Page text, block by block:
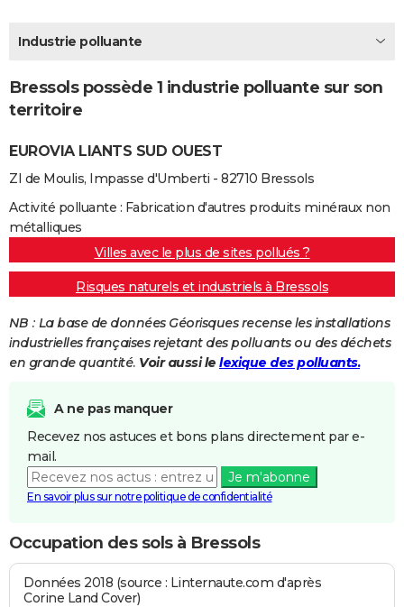
BONS PLANS
Dictionnaire
Biographies
Citations
Expressions
Proverbes
PROGRAMME TV
COPAINS D'AVANT
S'inscrire
Se connecter
Lycées
Collèges
Primaires
Universités
Entreprises
Service militaire
Avis de recherche
Bricolage
Lifestyle
Culture
Sport
Auto
Television
Voyage
Cinema
Industrie polluante
Bressols possède 1 industrie polluante sur son
territoire
EUROVIA LIANTS SUD OUEST
ZI de Moulis, Impasse d'Umberti - 82710 Bressols
Activité polluante : Fabrication d'autres produits minéraux non
métalliques
Villes avec le plus de sites pollués ?
Risques naturels et industriels à Bressols
NB : La base de données Géorisques recense les installations
industrielles françaises rejetant des polluants ou des déchets
en grande quantité. Voir aussi le lexique des polluants.
A ne pas manquer
Recevez nos astuces et bons plans directement par e-
mail.
Je m'abonne
En savoir plus sur notre politique de confidentialité
Occupation des sols à Bressols
Données 2018 (source : Linternaute.com d'après
Corine Land Cover)